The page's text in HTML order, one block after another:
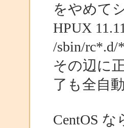
をやめて
HPUX
/sbin/rc*.d/
その辺に
了も全自
CentOS